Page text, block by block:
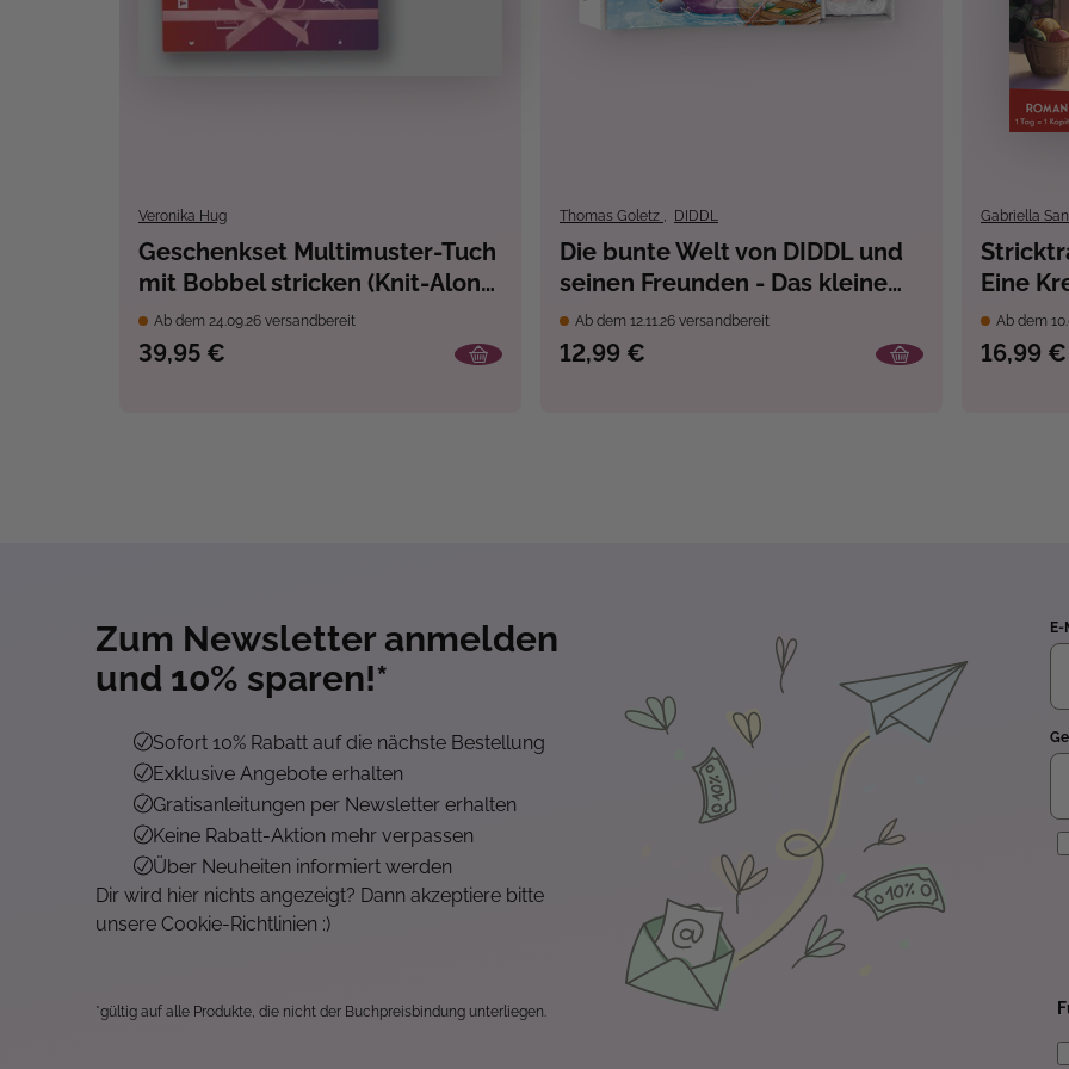
Veronika Hug
Geschenkset Multimuster-Tuch
mit Bobbel stricken (Knit-Along
2026)
Ab dem 24.09.26 versandbereit
39,95 €
Thomas Goletz DIDDL
Die bunte Welt von DIDDL und
seinen Freunden - Das kleine
Aquarell-Set
Ab dem 12.11.26 versandbereit
12,99 €
Gabriella
Eine
Ab dem
16,99 €
Zum Newsletter anmelden
und 10% sparen!*
Sofort 10% Rabatt auf die nächste Bestellung
Exklusive Angebote erhalten
Gratisanleitungen per Newsletter erhalten
Keine Rabatt-Aktion mehr verpassen
Über Neuheiten informiert werden
Dir wird hier nichts angezeigt? Dann akzeptiere bitte
unsere Cookie-Richtlinien :)
*gültig auf alle Produkte, die nicht der Buchpreisbindung unterliegen.